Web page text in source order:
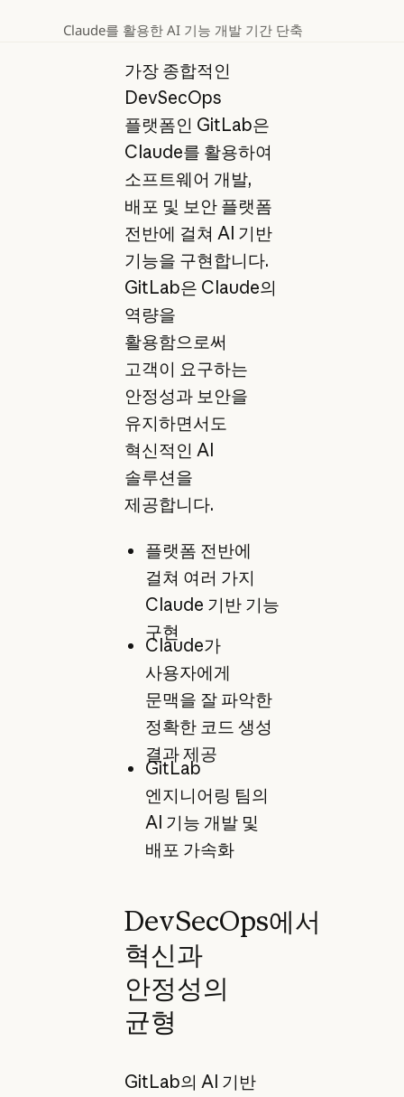
Claude를 활용한 AI 기능 개발 기간 단축
가장 종합적인
DevSecOps
플랫폼인 GitLab은
Claude를 활용하여
소프트웨어 개발,
배포 및 보안 플랫폼
전반에 걸쳐 AI 기반
기능을 구현합니다.
GitLab은 Claude의
역량을
활용함으로써
고객이 요구하는
안정성과 보안을
유지하면서도
혁신적인 AI
솔루션을
제공합니다.
플랫폼 전반에
걸쳐 여러 가지
Claude 기반 기능
구현
Claude가
사용자에게
문맥을 잘 파악한
정확한 코드 생성
결과 제공
GitLab
엔지니어링 팀의
AI 기능 개발 및
배포 가속화
DevSecOps에서
혁신과
안정성의
균형
GitLab의 AI 기반